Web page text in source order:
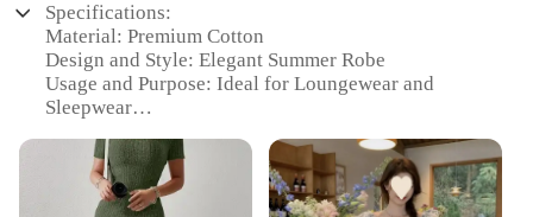
Specifications:
Material: Premium Cotton
Design and Style: Elegant Summer Robe
Usage and Purpose: Ideal for Loungewear and
Sleepwear
Performance and Property: Breathable and
Comfortable
Parts and Accessories: Comes with a Belt